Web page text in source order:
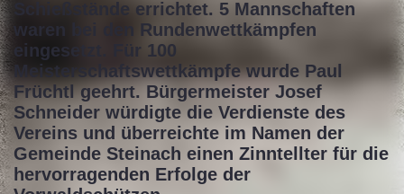
Schießstände errichtet. 5 Mannschaften
waren bei den Rundenwettkämpfen
eingesetzt. Für 100
Meisterschaftswettkämpfe wurde Paul
Früchtl geehrt. Bürgermeister Josef
Schneider würdigte die Verdienste des
Vereins und überreichte im Namen der
Gemeinde Steinach einen Zinntellter für die
hervorragenden Erfolge der